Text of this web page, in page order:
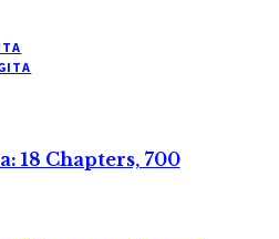
18 Chapters, 700